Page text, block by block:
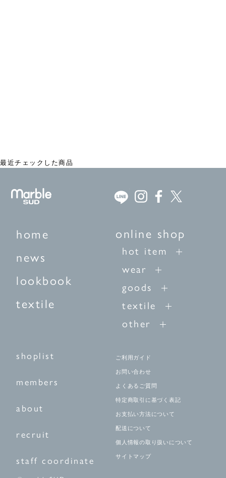
最近チェックした商品
home
news
lookbook
textile
online shop
hot item
wear
goods
textile
other
shoplist
members
about
recruit
staff coordinate
ご利用ガイド
お問い合わせ
よくあるご質問
特定商取引に基づく表記
お支払い方法について
配送について
個人情報の取り扱いについて
サイトマップ